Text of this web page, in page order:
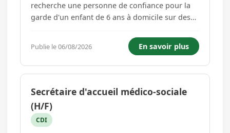
recherche une personne de confiance pour la
garde d'un enfant de 6 ans à domicile sur des
scolaire ou des vacances pour l'année scolaire
2026-2027. Prise de poste au 1/09. Missions
princ...
Publie le 06/08/2026 En savoir plus
Secrétaire d'accueil médico-sociale
(H/F)
CDI